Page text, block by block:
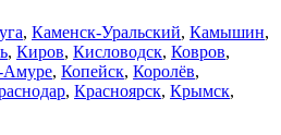
, Каменск-Уральский, Камышин,
, Киров, Кисловодск, Ковров,
Амуре, Копейск, Королёв,
, Красноярск, Крымск,